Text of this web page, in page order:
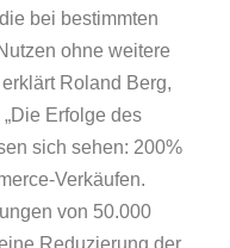
bei bestimmten
ohne weitere
Roland Berg,
Erfolge des
sich sehen: 200%
Verkäufen.
von 50.000
Reduzierung der